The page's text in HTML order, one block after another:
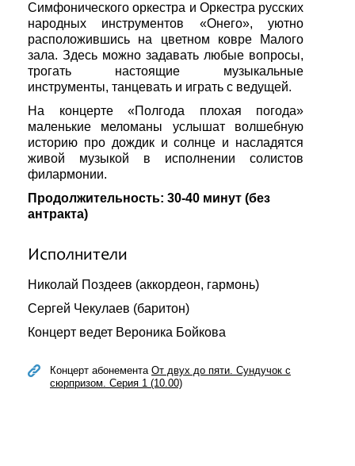
Симфонического оркестра и Оркестра русских
народных инструментов «Онего», уютно
расположившись на цветном ковре Малого
зала. Здесь можно задавать любые вопросы,
трогать настоящие музыкальные
инструменты, танцевать и играть с ведущей.
На концерте «Полгода плохая погода»
маленькие меломаны услышат волшебную
историю про дождик и солнце и насладятся
живой музыкой в исполнении солистов
филармонии.
Продолжительность: 30-40 минут (без
антракта)
Исполнители
Николай Поздеев (аккордеон, гармонь)
Сергей Чекулаев (баритон)
Концерт ведет Вероника Бойкова
Концерт абонемента От двух до пяти. Сундучок с
сюрпризом. Серия 1 (10.00)